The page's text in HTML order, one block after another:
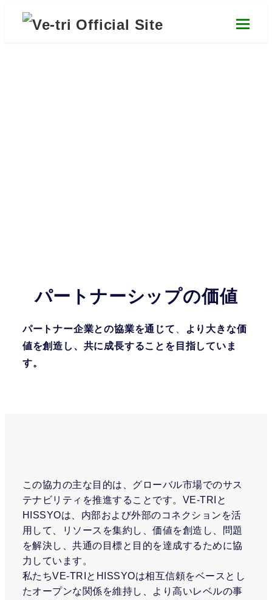
パートナーシップの価値
パートナー企業との協業を通じて
より大きな価
値を創造し、共に成長することを目指していま
す。
この協力の主な目的は、グローバル市場でのサス
テナビリティを推進することです。VE-TRIと
HISSYOは、内部および外部のコネクションを活
用して、リソースを集約し、価値を創造し、問題
を解決し、共通の目標と目的を達成するために協
力しています。
私たちVE-TRIとHISSYOは相互信頼をベースとし
たオープンな関係を維持し、より高いレベルの事